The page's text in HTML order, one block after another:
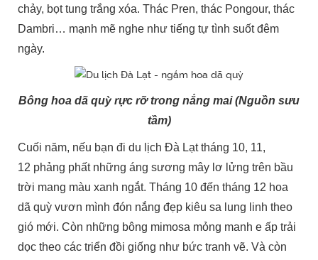
chảy, bọt tung trắng xóa. Thác Pren, thác Pongour, thác
Dambri… mạnh mẽ nghe như tiếng tự tình suốt đêm
ngày.
Bông hoa dã quỳ rực rỡ trong nắng mai (Nguồn sưu
tầm)
Cuối năm, nếu bạn đi du lịch Đà Lạt tháng 10, 11,
12 phảng phất những áng sương mây lơ lửng trên bầu
trời mang màu xanh ngắt. Tháng 10 đến tháng 12 hoa
dã quỳ vươn mình đón nắng đẹp kiêu sa lung linh theo
gió mới. Còn những bông mimosa mỏng manh e ấp trải
dọc theo các triển đồi giống như bức tranh vẽ. Và còn